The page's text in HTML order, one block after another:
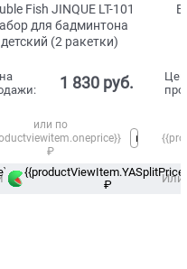
в
Сплит
Fish JINQUE LT-101
для бадминтона
детский (2 ракетки)
1 830 руб.
или по
₽
₽
Или